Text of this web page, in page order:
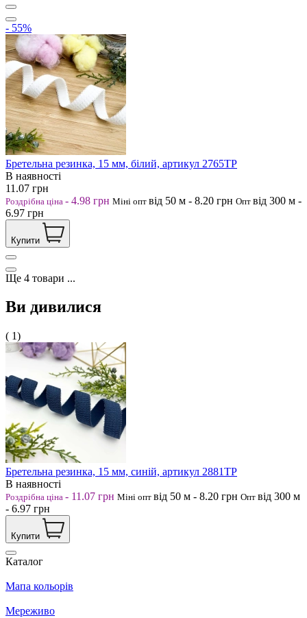
- 55%
Бретельна резинка, 15 мм, білий, артикул 2765ТР
В наявності
11.07 грн
Роздрібна ціна - 4.98 грн Міні опт від 50 м - 8.20 грн Опт від 300 м -
6.97 грн
Купити
Ще 4 товари ...
Ви дивилися
( 1)
Бретельна резинка, 15 мм, синій, артикул 2881ТР
В наявності
Роздрібна ціна - 11.07 грн Міні опт від 50 м - 8.20 грн Опт від 300 м
- 6.97 грн
Купити
Каталог
Мапа кольорів
Мереживо